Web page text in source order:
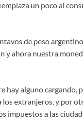
un poco al
de peso
y ahora nuestra
hay alguno cargando,
extranjeros, y por
impuestos a las